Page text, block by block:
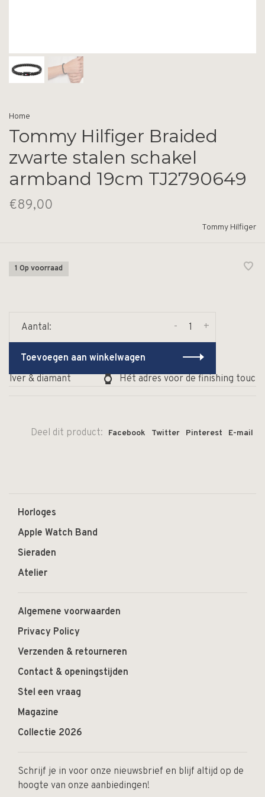
Home
Tommy Hilfiger Braided
zwarte stalen schakel
armband 19cm TJ2790649
€89,00
Tommy Hilfiger
1 Op voorraad
Aantal: +
-
Toevoegen aan winkelwagen
& diamant
Hét adres voor de finishing touch
Deel dit product: Facebook Twitter Pinterest E-mail
Horloges
Apple Watch Band
Sieraden
Atelier
Algemene voorwaarden
Privacy Policy
Verzenden & retourneren
Contact & openingstijden
Stel een vraag
Magazine
Collectie 2026
Schrijf je in voor onze nieuwsbrief en blijf altijd op de
hoogte van onze aanbiedingen!